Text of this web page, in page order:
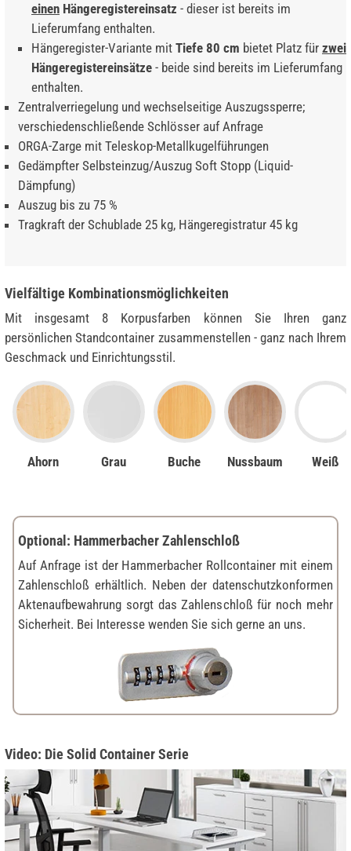
einen Hängeregistereinsatz - dieser ist bereits im
Lieferumfang enthalten.
Hängeregister-Variante mit Tiefe 80 cm bietet Platz für zwei
Hängeregistereinsätze - beide sind bereits im Lieferumfang
enthalten.
Zentralverriegelung und wechselseitige Auszugssperre;
verschiedenschließende Schlösser auf Anfrage
ORGA-Zarge mit Teleskop-Metallkugelführungen
Gedämpfter Selbsteinzug/Auszug Soft Stopp (Liquid-
Dämpfung)
Auszug bis zu 75 %
Tragkraft der Schublade 25 kg, Hängeregistratur 45 kg
Vielfältige Kombinationsmöglichkeiten
Mit insgesamt 8 Korpusfarben können Sie Ihren ganz
persönlichen Standcontainer zusammenstellen - ganz nach Ihrem
Geschmack und Einrichtungsstil.
Ahorn Grau Buche Nussbaum Weiß
Optional: Hammerbacher Zahlenschloß
Auf Anfrage ist der Hammerbacher Rollcontainer mit einem
Zahlenschloß erhältlich. Neben der datenschutzkonformen
Aktenaufbewahrung sorgt das Zahlenschloß für noch mehr
Sicherheit. Bei Interesse wenden Sie sich gerne an uns.
Video: Die Solid Container Serie